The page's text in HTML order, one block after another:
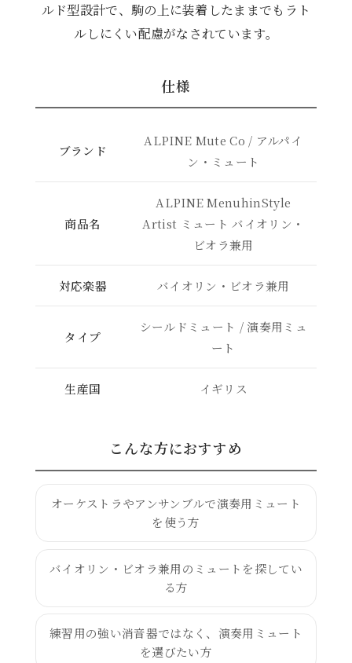
ルド型設計で、駒の上に装着したままでもラト
ルしにくい配慮がなされています。
仕様
ブランド
ALPINE Mute Co / アルパイ
ン・ミュート
商品名
ALPINE MenuhinStyle
Artist ミュート バイオリン・
ビオラ兼用
対応楽器 バイオリン・ビオラ兼用
タイプ
シールドミュート / 演奏用ミュ
ート
生産国 イギリス
こんな方におすすめ
オーケストラやアンサンブルで演奏用ミュート
を使う方
バイオリン・ビオラ兼用のミュートを探してい
る方
練習用の強い消音器ではなく、演奏用ミュート
を選びたい方